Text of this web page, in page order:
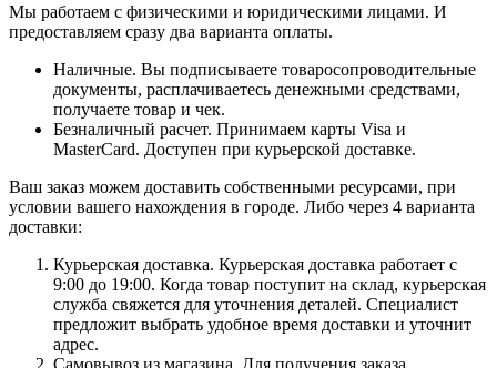
Мы работаем с физическими и юридическими лицами. И
предоставляем сразу два варианта оплаты.
Наличные. Вы подписываете товаросопроводительные
документы, расплачиваетесь денежными средствами,
получаете товар и чек.
Безналичный расчет. Принимаем карты Visa и
MasterCard. Доступен при курьерской доставке.
Ваш заказ можем доставить собственными ресурсами, при
условии вашего нахождения в городе. Либо через 4 варианта
доставки:
Курьерская доставка. Курьерская доставка работает с
9:00 до 19:00. Когда товар поступит на склад, курьерская
служба свяжется для уточнения деталей. Специалист
предложит выбрать удобное время доставки и уточнит
адрес.
Самовывоз из магазина. Для получения заказа